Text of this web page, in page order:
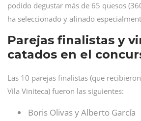
podido degustar más de 65 quesos
ha seleccionado y afinado
Parejas finalistas y
catados en el
Las 10 parejas finalistas (que
Vila Viniteca) fueron las siguientes:
Boris Olivas y Alberto García